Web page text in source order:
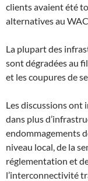
clients avaient été
alternatives au
La plupart des
sont dégradées au
et les coupures de
Les discussions ont
dans plus
endommagements
niveau local, de la
réglementation et
l’interconnectivité